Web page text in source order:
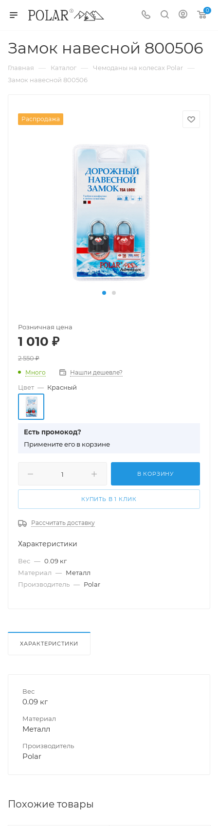
0
Замок навесной 800506
Главная — Каталог — Чемоданы на колесах Polar —
Замок навесной 800506
Распродажа
Розничная цена
1 010 ₽
2 550₽
Много Нашли дешевле?
Цвет — Красный
Есть промокод?
Примените его в корзине
В КОРЗИНУ
КУПИТЬ В 1 КЛИК
Рассчитать доставку
Характеристики
Вес — 0.09 кг
Материал — Металл
Производитель — Polar
ХАРАКТЕРИСТИКИ
Вес
0.09 кг
Материал
Металл
Производитель
Polar
Похожие товары